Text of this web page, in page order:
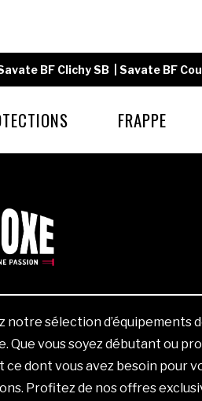
BF Clichy SB Savate BF
FRAPPE
notre sélection d’équipements
Que vous soyez débutant ou
ce dont vous avez besoin pour
Profitez de nos offres